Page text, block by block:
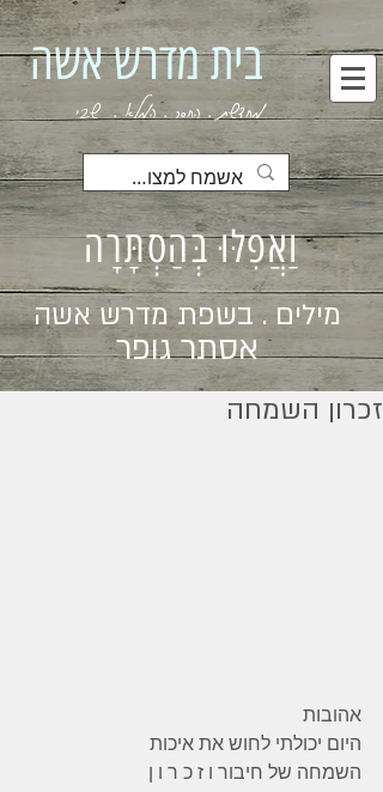
בית מדרש אשה
מחדשת . החסר . המלא . שבי
וַאֲפִלּוּ בְּהַסְתָּרָה
מילים . בשפת מדרש אשה
אסתר גופר
זכרון השמחה
אהובות
היום יכולתי לחוש את איכות
השמחה של חיבור ו ז כ ר ו ן